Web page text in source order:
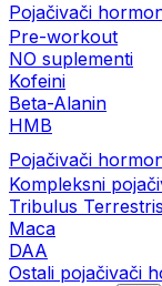
Pojačivači
Pre-workout
NO suplementi
Kofeini
Beta-Alanin
HMB
Pojačivači
Kompleksni
Tribulus Terrestris
Maca
DAA
Ostali pojačivači